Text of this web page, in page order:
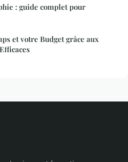
: guide complet pour
et votre Budget grâce aux